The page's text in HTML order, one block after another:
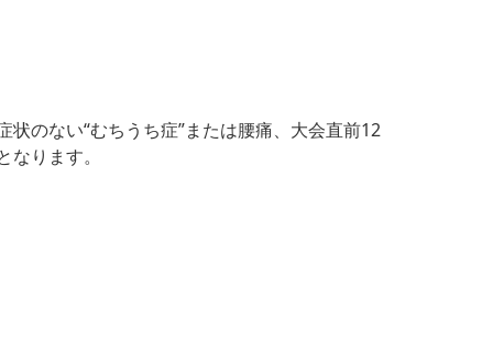
のない“むちうち症”または腰痛、大会直前12
ります。